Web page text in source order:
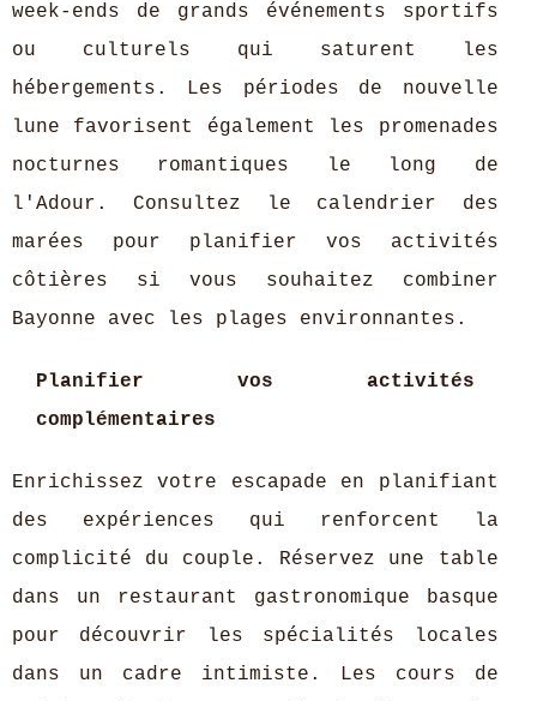
week-ends de grands événements sportifs
ou culturels qui saturent les
hébergements. Les périodes de nouvelle
lune favorisent également les promenades
nocturnes romantiques le long de
l'Adour. Consultez le calendrier des
marées pour planifier vos activités
côtières si vous souhaitez combiner
Bayonne avec les plages environnantes.
Planifier vos activités
complémentaires
Enrichissez votre escapade en planifiant
des expériences qui renforcent la
complicité du couple. Réservez une table
dans un restaurant gastronomique basque
pour découvrir les spécialités locales
dans un cadre intimiste. Les cours de